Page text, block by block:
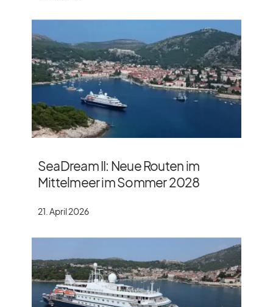
SeaDream II: Neue Routen im
Mittelmeer im Sommer 2028
21. April 2026